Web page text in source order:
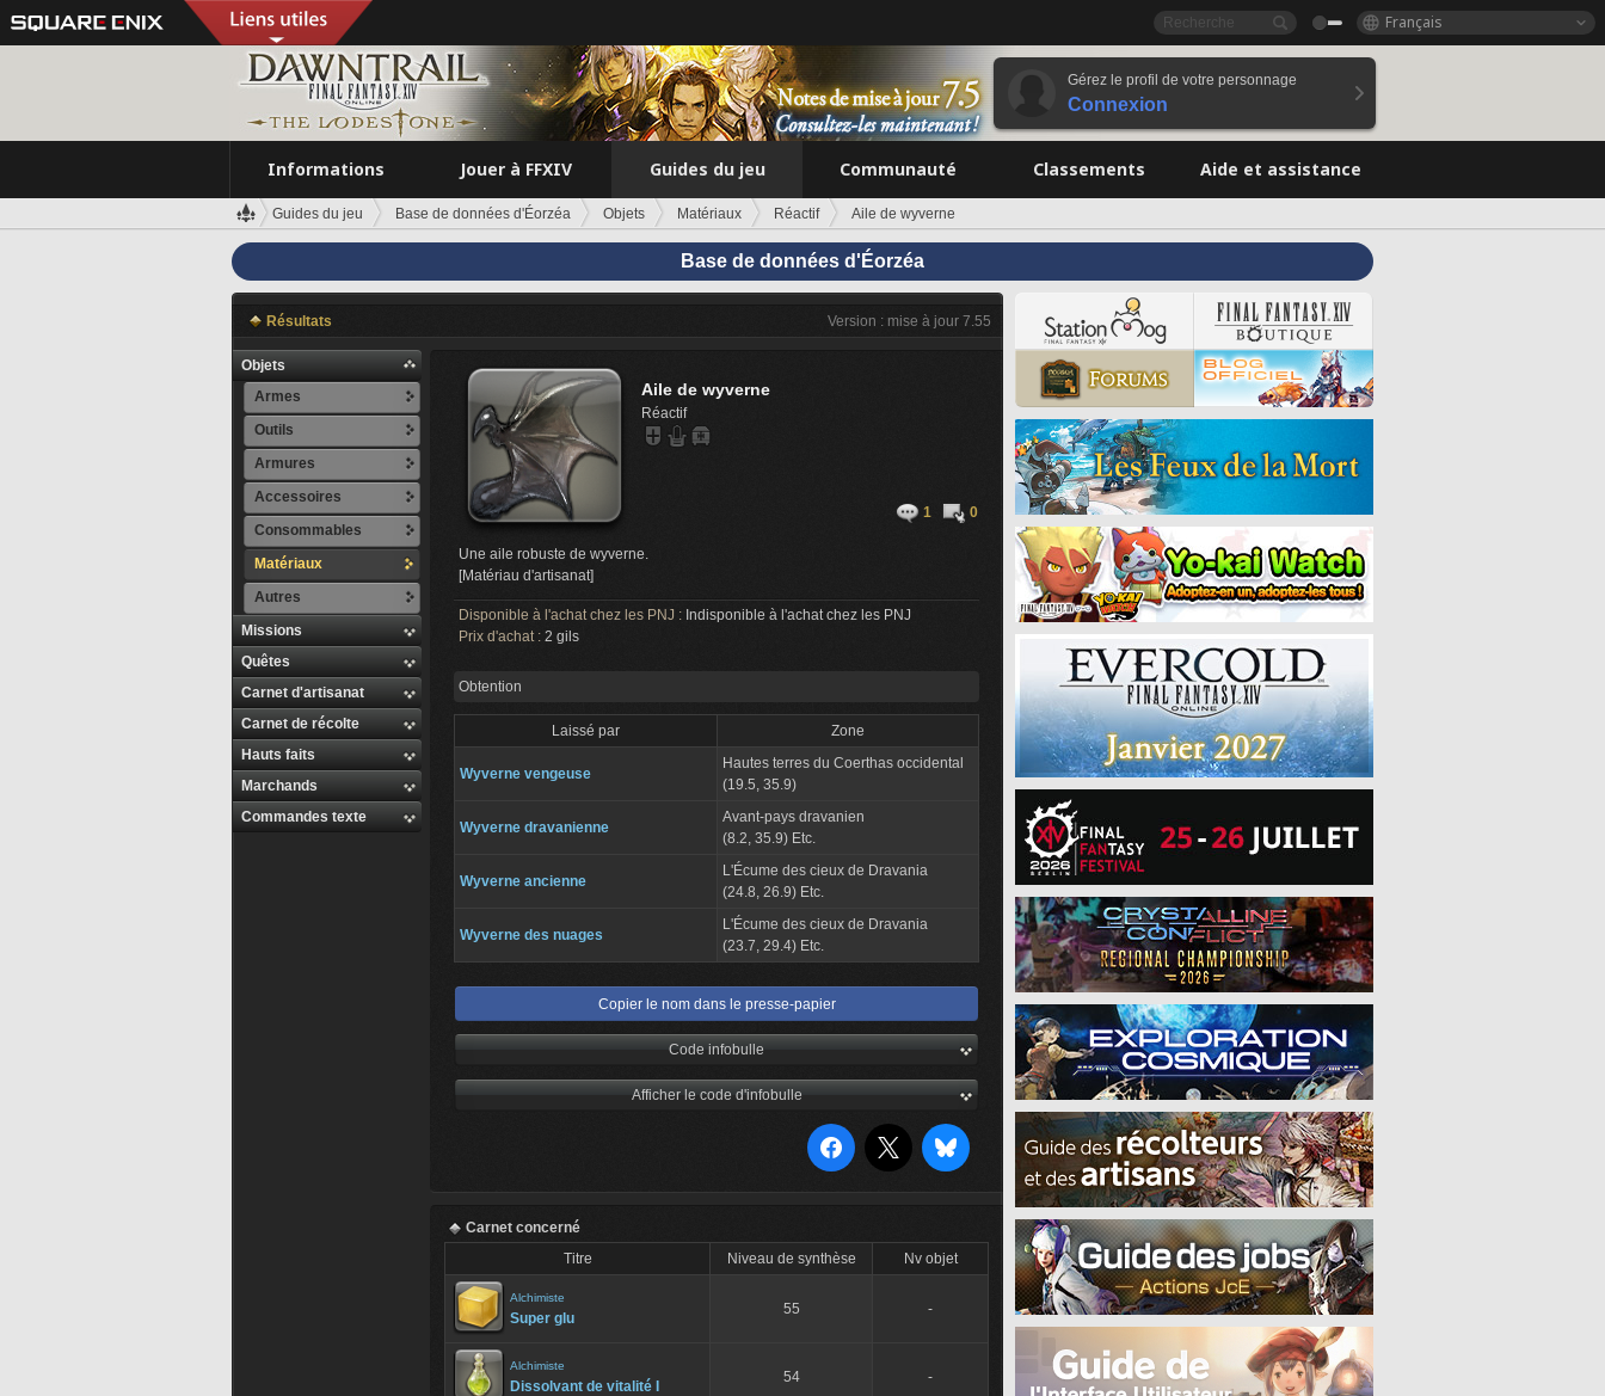
Français
Gérez le profil de votre personnage
Connexion
Informations Jouer à FFXIV Guides du jeu Communauté Classements Aide et assistance
Guides du jeu Base de données d'Éorzéa Objets Matériaux Réactif Aile de wyverne
Base de données d'Éorzéa
Résultats Version : mise à jour 7.55
Objets
Armes
Outils
Armures
Accessoires
Consommables
Matériaux
Autres
Missions
Quêtes
Carnet d'artisanat
Carnet de récolte
Hauts faits
Marchands
Commandes texte
Aile de wyverne
Réactif
1 0
Une aile robuste de wyverne.
[Matériau d'artisanat]
Disponible à l'achat chez les PNJ : Indisponible à l'achat chez les PNJ
Prix d'achat : 2 gils
Obtention
Laissé par Zone
Wyverne vengeuse
Hautes terres du Coerthas occidental
(19.5, 35.9)
Wyverne dravanienne
Avant-pays dravanien
(8.2, 35.9) Etc.
Wyverne ancienne
L'Écume des cieux de Dravania
(24.8, 26.9) Etc.
Wyverne des nuages
L'Écume des cieux de Dravania
(23.7, 29.4) Etc.
Copier le nom dans le presse-papier
Code infobulle
Afficher le code d'infobulle
Carnet concerné
Titre
Niveau de synthèse Nv objet
Alchimiste
Super glu
55 -
Alchimiste
Dissolvant de vitalité I
54 -